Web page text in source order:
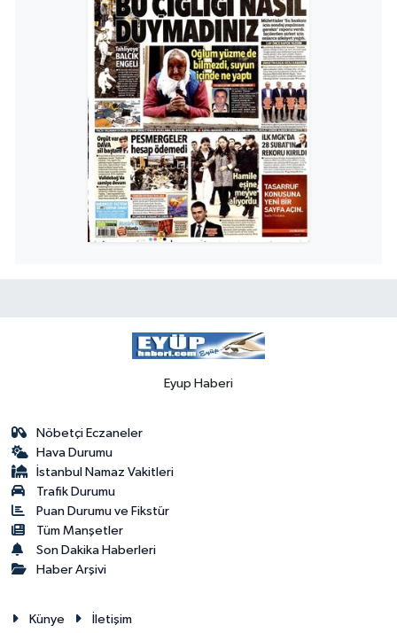
Eyup Haberi
Nöbetçi Eczaneler
Hava Durumu
İstanbul Namaz Vakitleri
Trafik Durumu
Puan Durumu ve Fikstür
Tüm Manşetler
Son Dakika Haberleri
Haber Arşivi
Künye İletişim